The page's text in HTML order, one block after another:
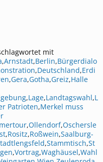
mit
,Arnstadt,Berlin,Bürgerdialo
,Deutschland,Erdi
,Gera,Gotha,Greiz,Halle
,Lage,Landtagswahl,L
Patrioten,Merkel muss
,Ollendorf,Oschersle
,Rositz,Roßwein,Saalburg-
,Stammtisch,St
,Vortrag,Waghäusel,Wahl